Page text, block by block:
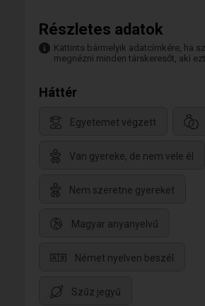
Részletes adatok
Kattints bármelyik adatcímkére, ha
megnézni minden társkeresőt, aki
Háttér
Egyetemet végzett
Van gyereke, de nem vele él
Nem szeretne gyereket
Magyar anyanyelvű
Német nyelven beszél
Szűz jegyű